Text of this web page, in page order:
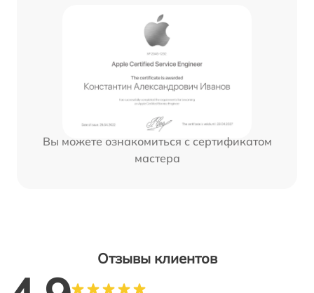
Вы можете ознакомиться с сертификатом
мастера
Отзывы клиентов